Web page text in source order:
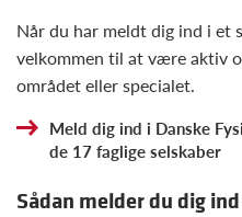
Når du har meldt dig ind i et
velkommen til at være aktiv
området eller specialet.
Meld dig ind i Danske
de 17 faglige selskaber
Sådan melder du dig